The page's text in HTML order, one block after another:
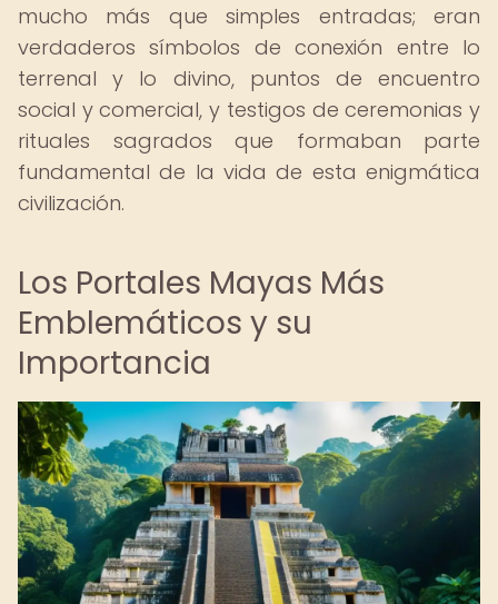
mucho más que simples entradas; eran
verdaderos símbolos de conexión entre lo
terrenal y lo divino, puntos de encuentro
social y comercial, y testigos de ceremonias y
rituales sagrados que formaban parte
fundamental de la vida de esta enigmática
civilización.
Los Portales Mayas Más
Emblemáticos y su
Importancia